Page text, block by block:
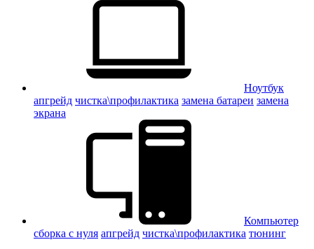
Ноутбук
апгрейд чистка\профилактика замена батареи замена
экрана
Компьютер
сборка с нуля апгрейд чистка\профилактика тюнинг